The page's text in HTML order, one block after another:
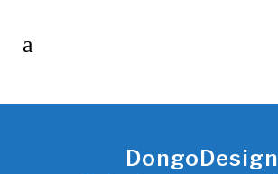
DongoDesign